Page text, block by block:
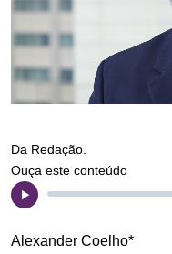
Da Redação.
Ouça este conteúdo
Alexander Coelho*